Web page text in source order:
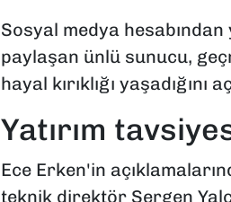
Sosyal medya
paylaşan ünlü sunucu,
hayal kırıklığı yaşadığını
Yatırım
Ece Erken'in
teknik direktör Sergen